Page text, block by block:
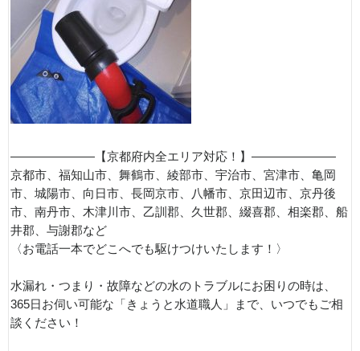
———————【京都府内全エリア対応！】———————
京都市、福知山市、舞鶴市、綾部市、宇治市、宮津市、亀岡
市、城陽市、向日市、長岡京市、八幡市、京田辺市、京丹後
市、南丹市、木津川市、乙訓郡、久世郡、綴喜郡、相楽郡、船
井郡、与謝郡など
〈お電話一本でどこへでも駆けつけいたします！〉
水漏れ・つまり・故障などの水のトラブルにお困りの時は、
365日お伺い可能な「きょうと水道職人」まで、いつでもご相
談ください！